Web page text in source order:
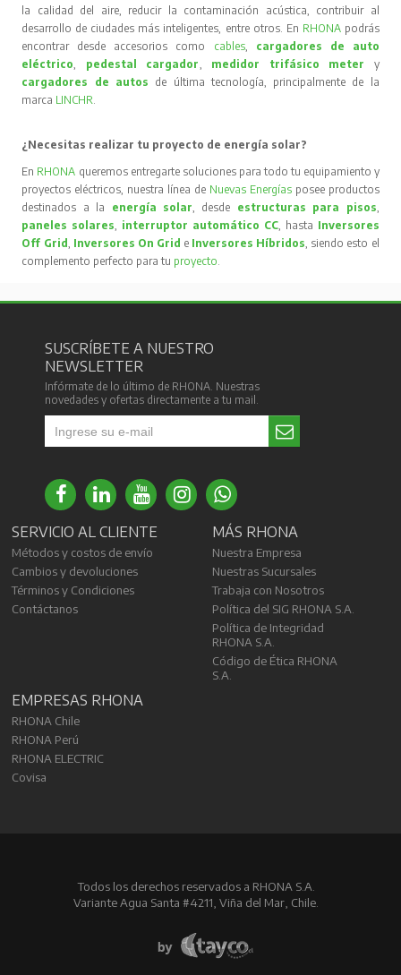
la calidad del aire, reducir la contaminación acústica, contribuir al
desarrollo de ciudades más inteligentes, entre otros. En RHONA podrás
encontrar desde accesorios como cables, cargadores de auto
eléctrico
pedestal cargador medidor trifásico meter
y
cargadores de autos de última tecnología, principalmente de la
marca LINCHR
¿Necesitas realizar tu proyecto de energía solar?
En RHONA queremos entregarte soluciones para todo tu equipamiento y
proyectos eléctricos, nuestra línea de Nuevas Energíasposee productos
destinados a la energía solar , desde estructuras para pisos
paneles solares
interruptor automático CC, hasta Inversores
Off Grid Inversores On Grid e Inversores Híbridos , siendo esto el
complemento perfecto para tu proyecto
SUSCRÍBETE A NUESTRO
NEWSLETTER
Infórmate de lo último de RHONA. Nuestras
novedades y ofertas directamente a tu mail.
SERVICIO AL CLIENTE
Métodos y costos de envío
Cambios y devoluciones
Términos y Condiciones
Contáctanos
MÁS RHONA
Nuestra Empresa
Nuestras Sucursales
Trabaja con Nosotros
Política del SIG RHONA S.A.
Política de Integridad
RHONA S.A.
Código de Ética RHONA
S.A.
EMPRESAS RHONA
RHONA Chile
RHONA Perú
RHONA ELECTRIC
Covisa
Todos los derechos reservados a RHONA S.A.
Variante Agua Santa #4211, Viña del Mar, Chile.